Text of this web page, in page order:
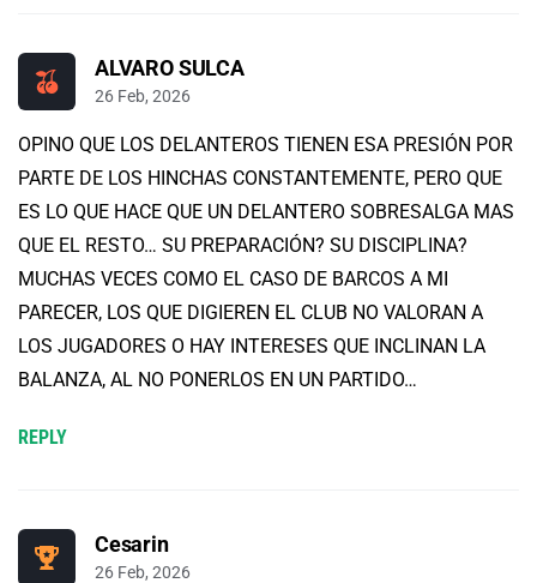
ALVARO SULCA
26 Feb, 2026
OPINO QUE LOS DELANTEROS TIENEN ESA PRESIÓN POR
PARTE DE LOS HINCHAS CONSTANTEMENTE, PERO QUE
ES LO QUE HACE QUE UN DELANTERO SOBRESALGA MAS
QUE EL RESTO… SU PREPARACIÓN? SU DISCIPLINA?
MUCHAS VECES COMO EL CASO DE BARCOS A MI
PARECER, LOS QUE DIGIEREN EL CLUB NO VALORAN A
LOS JUGADORES O HAY INTERESES QUE INCLINAN LA
BALANZA, AL NO PONERLOS EN UN PARTIDO…
REPLY
Cesarin
26 Feb, 2026